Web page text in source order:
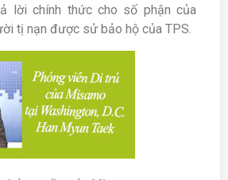
lời chính thức cho số phận của
tị nạn được sử bảo hộ của TPS.